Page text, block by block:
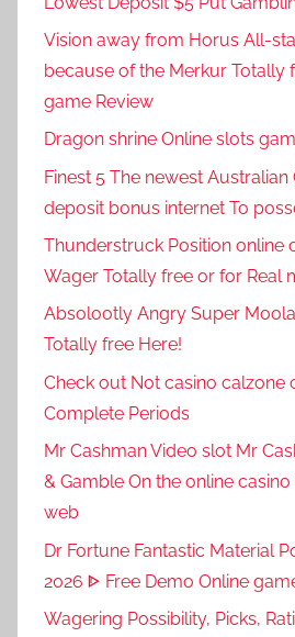
Vision away from Horus All-
because of the Merkur Totally
game Review
Dragon shrine Online slots
Finest 5 The newest Australian
deposit bonus internet To
Thunderstruck Position online
Wager Totally free or for Real
Absolootly Angry Super
Totally free Here!
Check out Not casino calzone
Complete Periods
Mr Cashman Video slot Mr
& Gamble On the online
web
Dr Fortune Fantastic Material
2026 ᐈ Free Demo Online
Wagering Possibility, Picks,